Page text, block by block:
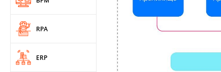
RPA
ERP